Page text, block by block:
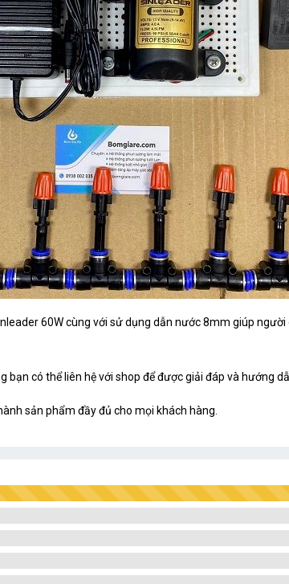
60W cùng với sử dụng dẫn nước 8mm giúp
có thể liên hệ với shop để được giải đáp và hướng
sản phẩm đầy đủ cho mọi khách hàng.